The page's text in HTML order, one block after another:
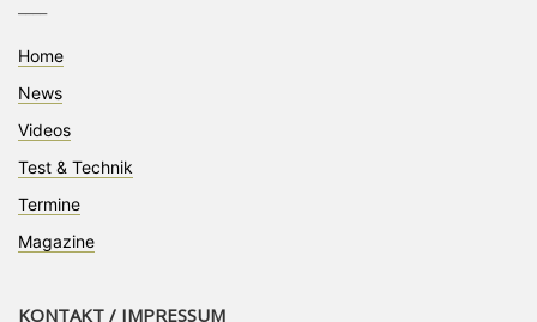
Home
News
Videos
Test & Technik
Termine
Magazine
KONTAKT / IMPRESSUM